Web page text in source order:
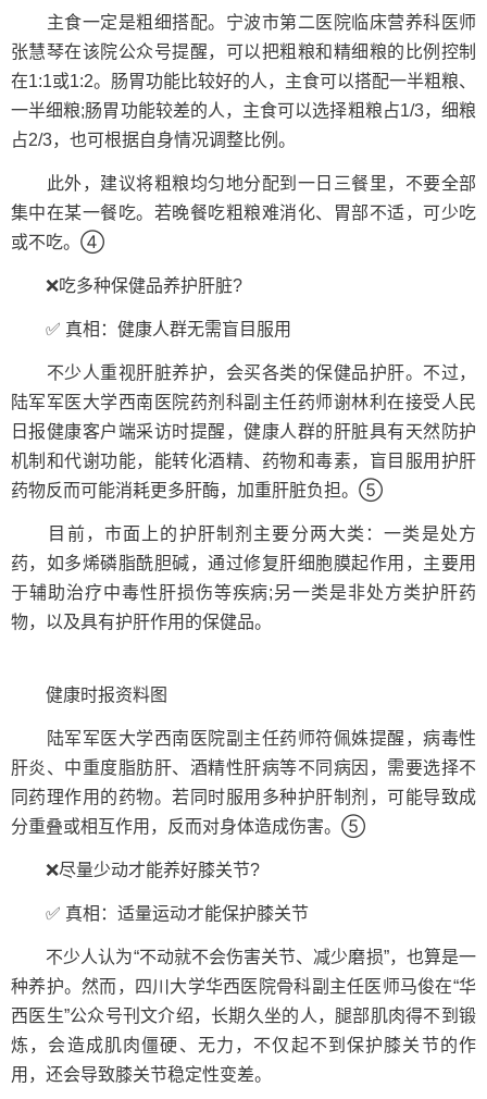
主食一定是粗细搭配。宁波市第二医院临床营养科医师
张慧琴在该院公众号提醒，可以把粗粮和精细粮的比例控制
在1:1或1:2。肠胃功能比较好的人，主食可以搭配一半粗粮、
一半细粮;肠胃功能较差的人，主食可以选择粗粮占1/3，细粮
占2/3，也可根据自身情况调整比例。
此外，建议将粗粮均匀地分配到一日三餐里，不要全部
集中在某一餐吃。若晚餐吃粗粮难消化、胃部不适，可少吃
或不吃。④
❌吃多种保健品养护肝脏?
✅ 真相：健康人群无需盲目服用
不少人重视肝脏养护，会买各类的保健品护肝。不过，
陆军军医大学西南医院药剂科副主任药师谢林利在接受人民
日报健康客户端采访时提醒，健康人群的肝脏具有天然防护
机制和代谢功能，能转化酒精、药物和毒素，盲目服用护肝
药物反而可能消耗更多肝酶，加重肝脏负担。⑤
目前，市面上的护肝制剂主要分两大类：一类是处方
药，如多烯磷脂酰胆碱，通过修复肝细胞膜起作用，主要用
于辅助治疗中毒性肝损伤等疾病;另一类是非处方类护肝药
物，以及具有护肝作用的保健品。
健康时报资料图
陆军军医大学西南医院副主任药师符佩姝提醒，病毒性
肝炎、中重度脂肪肝、酒精性肝病等不同病因，需要选择不
同药理作用的药物。若同时服用多种护肝制剂，可能导致成
分重叠或相互作用，反而对身体造成伤害。⑤
❌尽量少动才能养好膝关节?
✅ 真相：适量运动才能保护膝关节
不少人认为“不动就不会伤害关节、减少磨损”，也算是一
种养护。然而，四川大学华西医院骨科副主任医师马俊在“华
西医生”公众号刊文介绍，长期久坐的人，腿部肌肉得不到锻
炼，会造成肌肉僵硬、无力，不仅起不到保护膝关节的作
用，还会导致膝关节稳定性变差。